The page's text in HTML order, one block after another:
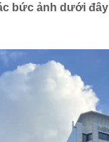
bức ảnh dưới